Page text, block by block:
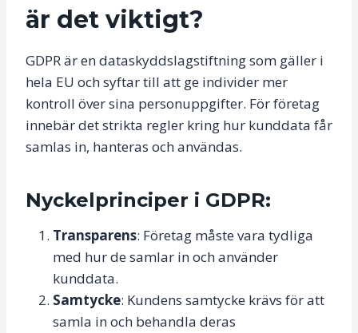
är det viktigt?
GDPR är en dataskyddslagstiftning som gäller i
hela EU och syftar till att ge individer mer
kontroll över sina personuppgifter. För företag
innebär det strikta regler kring hur kunddata får
samlas in, hanteras och användas.
Nyckelprinciper i GDPR:
Transparens: Företag måste vara tydliga
med hur de samlar in och använder
kunddata.
Samtycke: Kundens samtycke krävs för att
samla in och behandla deras